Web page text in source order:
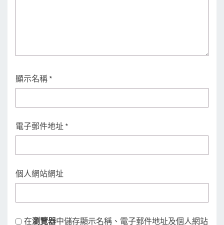
顯示名稱 *
電子郵件地址 *
個人網站網址
在瀏覽器中儲存顯示名稱、電子郵件地址及個人網站